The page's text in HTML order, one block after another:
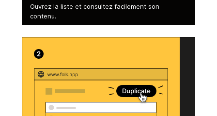
Ouvrez la liste et consultez facilement son
contenu.